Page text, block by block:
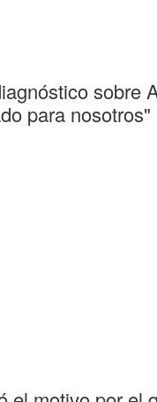
sobre
para nosotros"